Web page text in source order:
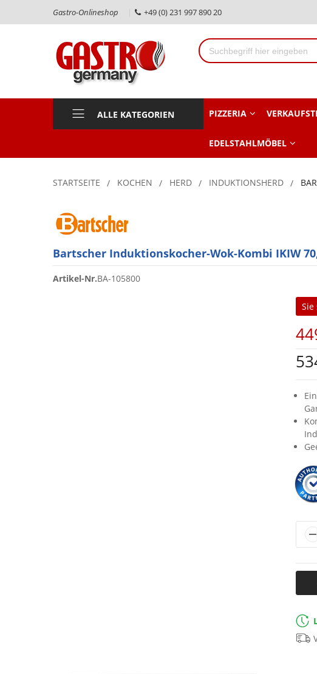
Gastro-Onlineshop +49 (0) 231 997 890 20
ALLE KATEGORIEN PIZZERIA
EDELSTAHLMÖBEL
STARTSEITE KOCHEN HERD INDUKTIONSHERD
Bartscher Induktionskocher-Wok-Kombi IKIW
Artikel-Nr.BA-105800
Sie